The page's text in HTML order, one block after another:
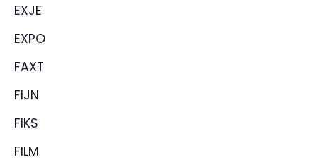
EXJE
EXPO
FAXT
FIJN
FIKS
FILM